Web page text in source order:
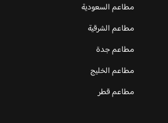
مطاعم السعودية
مطاعم الشرقية
مطاعم جدة
مطاعم الخليج
مطاعم قطر